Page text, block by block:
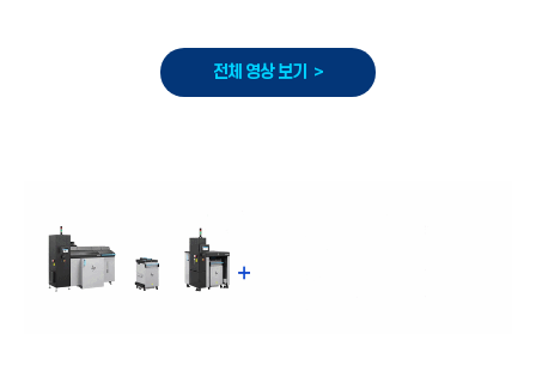
전체 영상 보기 >